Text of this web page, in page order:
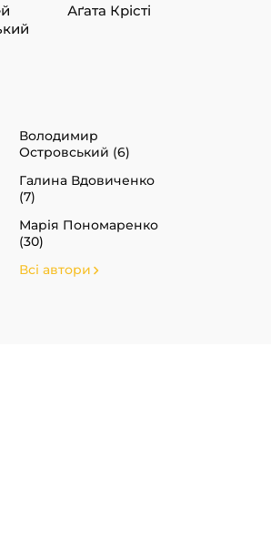
Аґата Крісті
Володимир
Островський (6)
Галина Вдовиченко
(7)
Марія Пономаренко
(30)
Всі автори